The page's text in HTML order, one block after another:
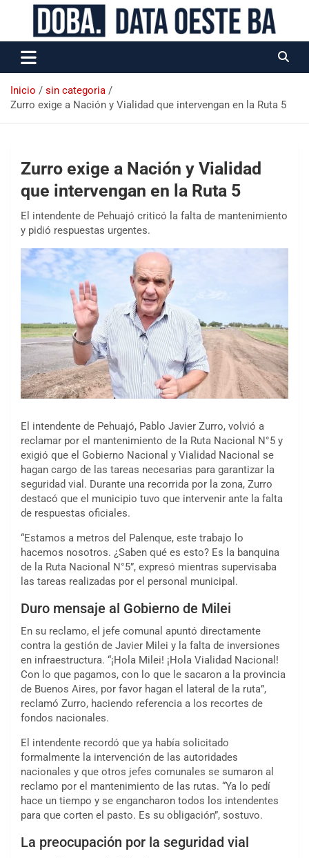
Data Oeste BA
Inicio
sin categoria
Zurro exige a Nación y Vialidad que intervengan en la Ruta 5
Zurro exige a Nación y Vialidad
que intervengan en la Ruta 5
El intendente de Pehuajó criticó la falta de mantenimiento
y pidió respuestas urgentes.
El intendente de Pehuajó, Pablo Javier Zurro, volvió a
reclamar por el mantenimiento de la Ruta Nacional N°5 y
exigió que el Gobierno Nacional y Vialidad Nacional se
hagan cargo de las tareas necesarias para garantizar la
seguridad vial. Durante una recorrida por la zona, Zurro
destacó que el municipio tuvo que intervenir ante la falta
de respuestas oficiales.
“Estamos a metros del Palenque, este trabajo lo
hacemos nosotros. ¿Saben qué es esto? Es la banquina
de la Ruta Nacional N°5”, expresó mientras supervisaba
las tareas realizadas por el personal municipal.
Duro mensaje al Gobierno de Milei
En su reclamo, el jefe comunal apuntó directamente
contra la gestión de Javier Milei y la falta de inversiones
en infraestructura. “¡Hola Milei! ¡Hola Vialidad Nacional!
Con lo que pagamos, con lo que le sacaron a la provincia
de Buenos Aires, por favor hagan el lateral de la ruta”,
reclamó Zurro, haciendo referencia a los recortes de
fondos nacionales.
El intendente recordó que ya había solicitado
formalmente la intervención de las autoridades
nacionales y que otros jefes comunales se sumaron al
reclamo por el mantenimiento de las rutas. “Ya lo pedí
hace un tiempo y se engancharon todos los intendentes
para que corten el pasto. Es su obligación”, sostuvo.
La preocupación por la seguridad vial